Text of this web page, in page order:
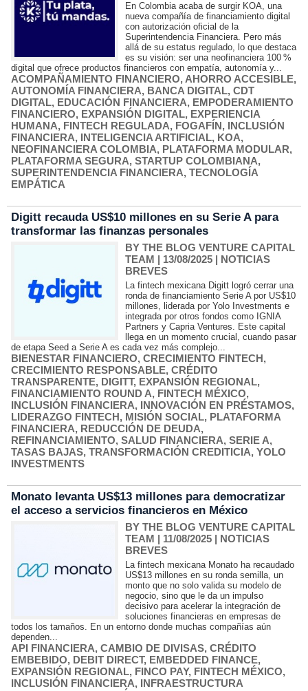
En Colombia acaba de surgir KOA, una
nueva compañía de financiamiento digital
con autorización oficial de la
Superintendencia Financiera. Pero más
allá de su estatus regulado, lo que destaca
es su visión: ser una neofinanciera 100 %
digital que ofrece productos financieros con empatía, autonomía y...
ACOMPAÑAMIENTO FINANCIERO, AHORRO ACCESIBLE,
AUTONOMÍA FINANCIERA, BANCA DIGITAL, CDT
DIGITAL, EDUCACIÓN FINANCIERA, EMPODERAMIENTO
FINANCIERO, EXPANSIÓN DIGITAL, EXPERIENCIA
HUMANA, FINTECH REGULADA, FOGAFÍN, INCLUSIÓN
FINANCIERA, INTELIGENCIA ARTIFICIAL, KOA,
NEOFINANCIERA COLOMBIA, PLATAFORMA MODULAR,
PLATAFORMA SEGURA, STARTUP COLOMBIANA,
SUPERINTENDENCIA FINANCIERA, TECNOLOGÍA
EMPÁTICA
Digitt recauda US$10 millones en su Serie A para
transformar las finanzas personales
BY THE BLOG VENTURE CAPITAL
TEAM | 13/08/2025 | NOTICIAS
BREVES
La fintech mexicana Digitt logró cerrar una
ronda de financiamiento Serie A por US$10
millones, liderada por Yolo Investments e
integrada por otros fondos como IGNIA
Partners y Capria Ventures. Este capital
llega en un momento crucial, cuando pasar
de etapa Seed a Serie A es cada vez más complejo...
BIENESTAR FINANCIERO, CRECIMIENTO FINTECH,
CRECIMIENTO RESPONSABLE, CRÉDITO
TRANSPARENTE, DIGITT, EXPANSIÓN REGIONAL,
FINANCIAMIENTO ROUND A, FINTECH MÉXICO,
INCLUSIÓN FINANCIERA, INNOVACIÓN EN PRÉSTAMOS,
LIDERAZGO FINTECH, MISIÓN SOCIAL, PLATAFORMA
FINANCIERA, REDUCCIÓN DE DEUDA,
REFINANCIAMIENTO, SALUD FINANCIERA, SERIE A,
TASAS BAJAS, TRANSFORMACIÓN CREDITICIA, YOLO
INVESTMENTS
Monato levanta US$13 millones para democratizar
el acceso a servicios financieros en México
BY THE BLOG VENTURE CAPITAL
TEAM | 11/08/2025 | NOTICIAS
BREVES
La fintech mexicana Monato ha recaudado
US$13 millones en su ronda semilla, un
monto que no solo valida su modelo de
negocio, sino que le da un impulso
decisivo para acelerar la integración de
soluciones financieras en empresas de
todos los tamaños. En un entorno donde muchas compañías aún
dependen...
API FINANCIERA, CAMBIO DE DIVISAS, CRÉDITO
EMBEBIDO, DEBIT DIRECT, EMBEDDED FINANCE,
EXPANSIÓN REGIONAL, FINCO PAY, FINTECH MÉXICO,
INCLUSIÓN FINANCIERA, INFRAESTRUCTURA